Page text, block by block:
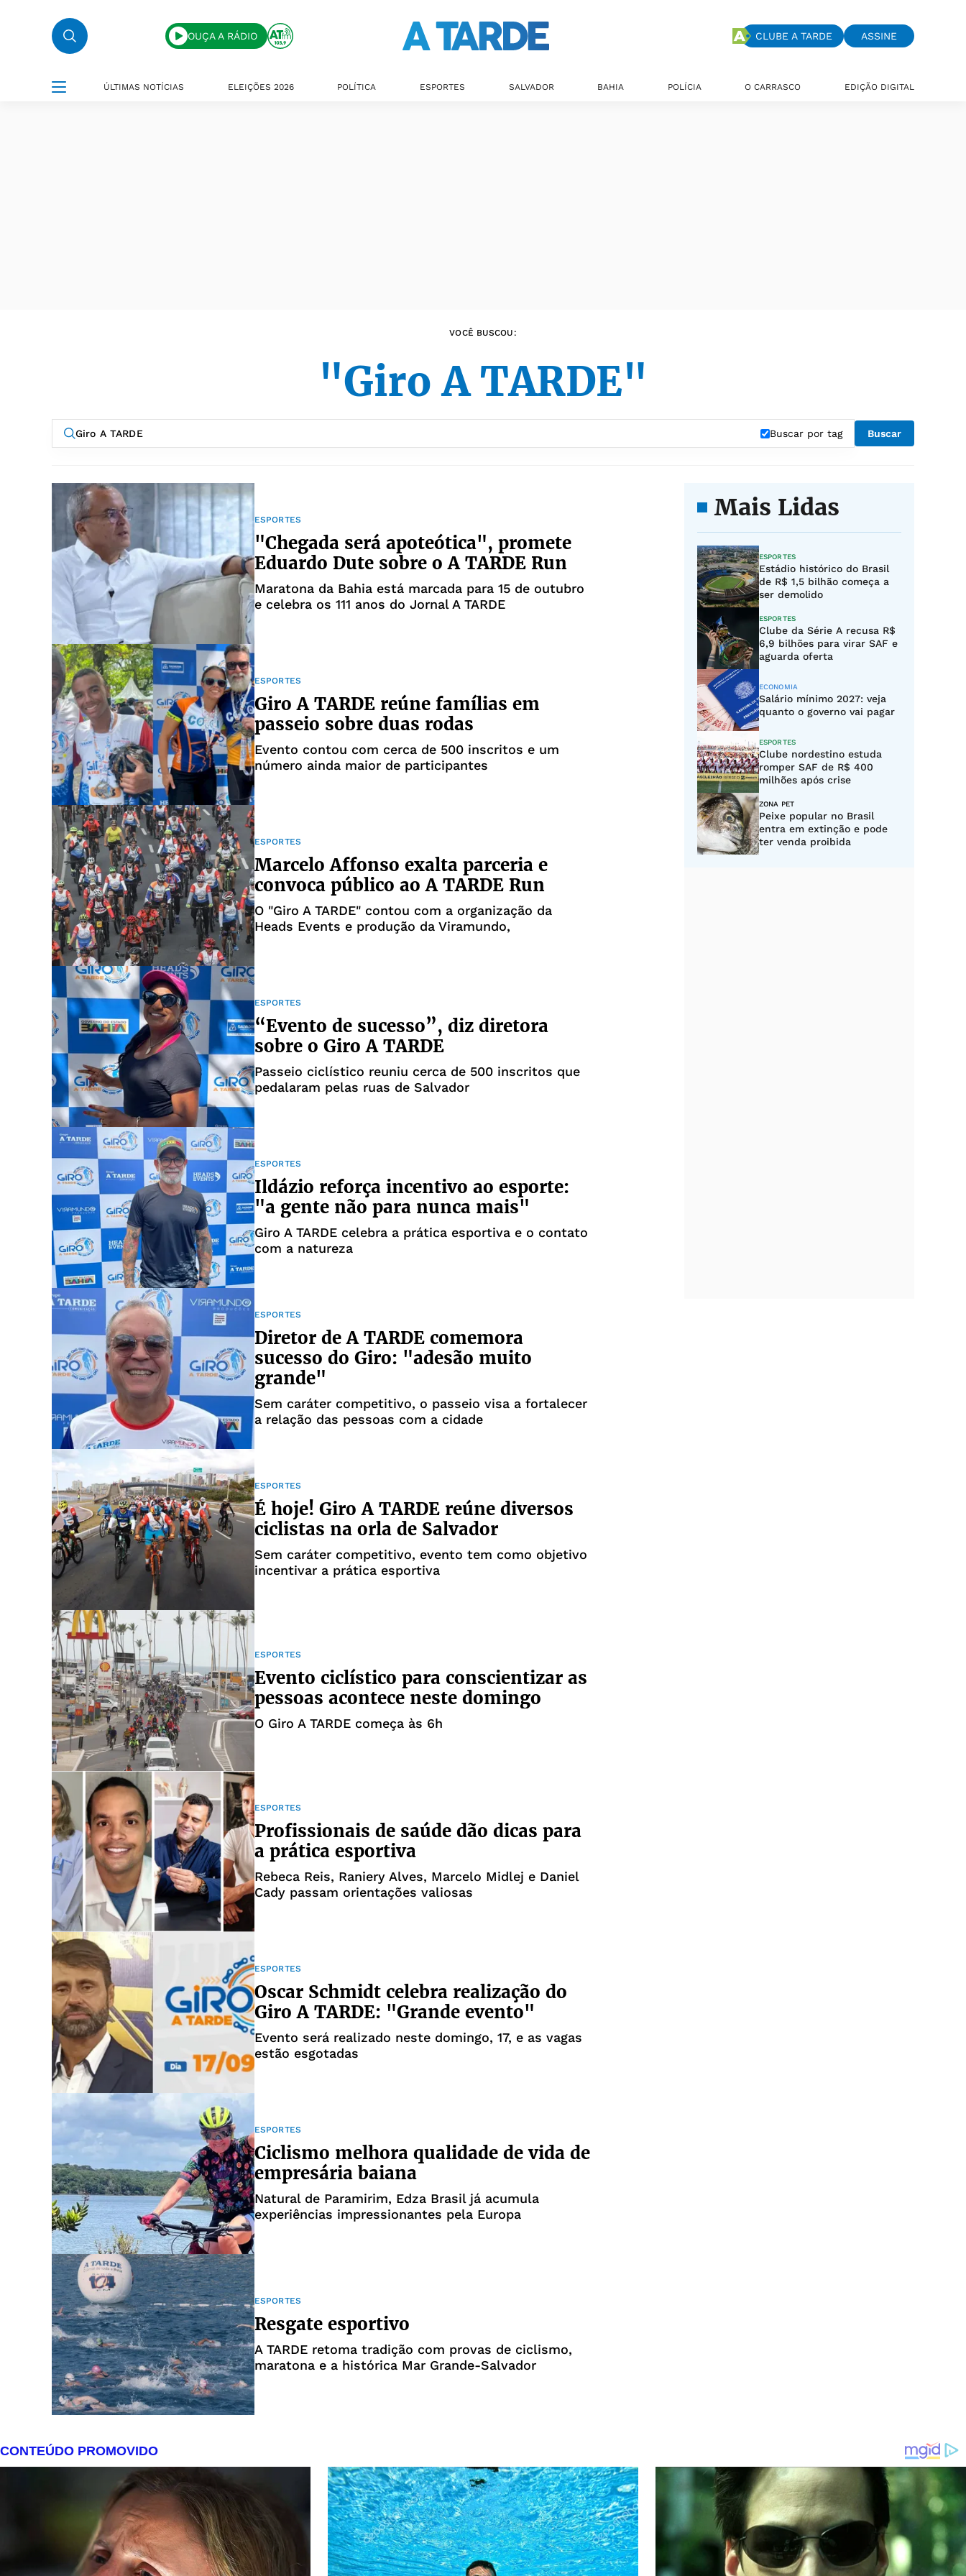
OUÇA A RÁDIO CLUBE A TARDE ASSINE
ÚLTIMAS NOTÍCIAS ELEIÇÕES 2026 POLÍTICA ESPORTES SALVADOR BAHIA POLÍCIA O CARRASCO EDIÇÃO DIGITAL
VOCÊ BUSCOU:
"Giro A TARDE"
Buscar por tag Buscar
ESPORTES
"Chegada será apoteótica", promete
Eduardo Dute sobre o A TARDE Run
Maratona da Bahia está marcada para 15 de outubro
e celebra os 111 anos do Jornal A TARDE
ESPORTES
Giro A TARDE reúne famílias em
passeio sobre duas rodas
Evento contou com cerca de 500 inscritos e um
número ainda maior de participantes
ESPORTES
Marcelo Affonso exalta parceria e
convoca público ao A TARDE Run
O "Giro A TARDE" contou com a organização da
Heads Events e produção da Viramundo,
ESPORTES
“Evento de sucesso”, diz diretora
sobre o Giro A TARDE
Passeio ciclístico reuniu cerca de 500 inscritos que
pedalaram pelas ruas de Salvador
ESPORTES
Ildázio reforça incentivo ao esporte:
"a gente não para nunca mais"
Giro A TARDE celebra a prática esportiva e o contato
com a natureza
ESPORTES
Diretor de A TARDE comemora
sucesso do Giro: "adesão muito
grande"
Sem caráter competitivo, o passeio visa a fortalecer
a relação das pessoas com a cidade
ESPORTES
É hoje! Giro A TARDE reúne diversos
ciclistas na orla de Salvador
Sem caráter competitivo, evento tem como objetivo
incentivar a prática esportiva
ESPORTES
Evento ciclístico para conscientizar as
pessoas acontece neste domingo
O Giro A TARDE começa às 6h
ESPORTES
Profissionais de saúde dão dicas para
a prática esportiva
Rebeca Reis, Raniery Alves, Marcelo Midlej e Daniel
Cady passam orientações valiosas
ESPORTES
Oscar Schmidt celebra realização do
Giro A TARDE: "Grande evento"
Evento será realizado neste domingo, 17, e as vagas
estão esgotadas
ESPORTES
Ciclismo melhora qualidade de vida de
empresária baiana
Natural de Paramirim, Edza Brasil já acumula
experiências impressionantes pela Europa
ESPORTES
Resgate esportivo
A TARDE retoma tradição com provas de ciclismo,
maratona e a histórica Mar Grande-Salvador
Mais Lidas
ESPORTES
Estádio histórico do Brasil
de R$ 1,5 bilhão começa a
ser demolido
ESPORTES
Clube da Série A recusa R$
6,9 bilhões para virar SAF e
aguarda oferta
ECONOMIA
Salário mínimo 2027: veja
quanto o governo vai pagar
ESPORTES
Clube nordestino estuda
romper SAF de R$ 400
milhões após crise
ZONA PET
Peixe popular no Brasil
entra em extinção e pode
ter venda proibida